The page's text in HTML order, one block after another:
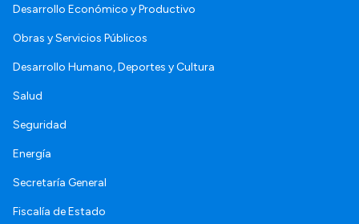
Desarrollo Económico y Productivo
Obras y Servicios Públicos
Desarrollo Humano, Deportes y Cultura
Salud
Seguridad
Energía
Secretaría General
Fiscalía de Estado